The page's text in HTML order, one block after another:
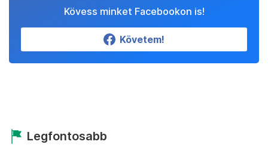
Kövess minket Facebookon is!
Követem!
Legfontosabb